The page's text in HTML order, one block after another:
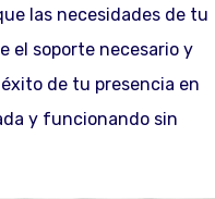
las necesidades de tu
el soporte necesario y
de tu presencia en
y funcionando sin